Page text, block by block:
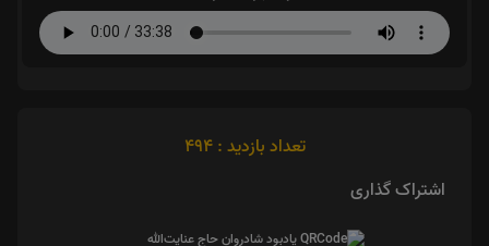
تعداد بازدید : 494
اشتراک گذاری